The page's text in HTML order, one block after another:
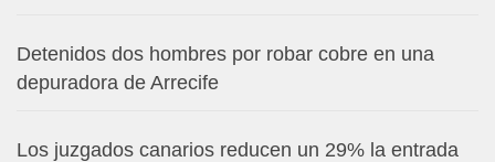
Detenidos dos hombres por robar cobre en una
depuradora de Arrecife
Los juzgados canarios reducen un 29% la entrada